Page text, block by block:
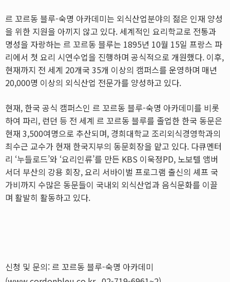
르 꼬르동 블루-숙명 아카데미는 외식산업분야의 젊은 인재 양성
을 위한 지원을 아끼지 않고 있다. 세계적인 요리학교로 전통과
명성을 자랑하는 르 꼬르동 블루는 1895년 10월 15일 프랑스 파
리에서 첫 요리 시연수업을 진행하며 공식적으로 개원했다. 이후,
현재까지 전 세계 20개국 35개 이상의 캠퍼스를 운영하며 매년
20,000명 이상의 외식산업 전문가를 양성하고 있다.
현재, 한국 공식 캠퍼스인 르 꼬르동 블루-숙명 아카데미를 비롯
하여 파리, 런던 등 전 세계 르 꼬르동 블루를 졸업한 한국 동문은
현재 3,500여명으로 추산되며, 경희대학교 조리외식경영학과의
최수근 교수가 현재 한국지부의 동문회장을 맡고 있다. 다큐멘터
리 ‘누들로드’와 ‘요리인류’를 만든 KBS 이욱정PD, 노보텔 앰버
서더 부산의 강용 회장, 요리 서바이벌 프로그램 출신의 셰프 국
가비까지 수많은 동문들이 국내외 외식산업과 음식문화를 이끌
며 활발히 활동하고 있다.
신청 및 문의: 르 꼬르동 블루-숙명 아카데미